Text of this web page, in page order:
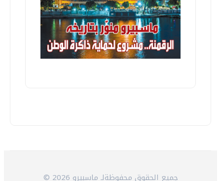
© 2026 جميع الحقوق محفوظةلـ ماسبيرو